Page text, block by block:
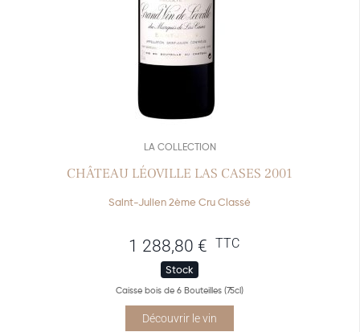
LA COLLECTION
CHÂTEAU LÉOVILLE LAS CASES 2001
Saint-Julien 2ème Cru Classé
1 288,80 € TTC
Stock
Caisse bois de 6 Bouteilles (75cl)
Découvrir le vin